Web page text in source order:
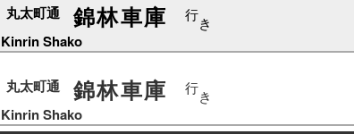
丸太町通 錦林車庫 行き
Kinrin Shako
丸太町通 錦林車庫 行き
Kinrin Shako